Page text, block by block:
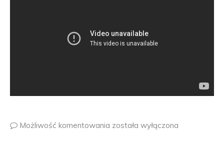
Możliwość komentowania została wyłączona